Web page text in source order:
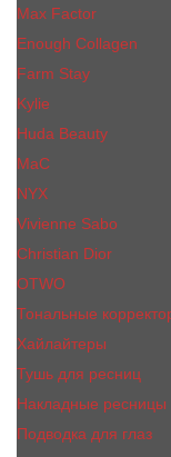
Max Factor
Enough Collagen
Farm Stay
Kylie
Huda Beauty
МаС
NYX
Vivienne Sabo
Сhristiаn Diоr
OTWO
Тональные
Хайлайтеры
Тушь для ресниц
Накладные ресницы
Подводка для глаз